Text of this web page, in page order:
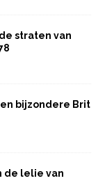
straten van
bijzondere Brit
de lelie van